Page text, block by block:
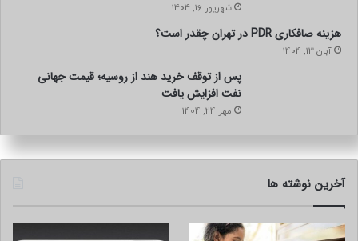
شهریور 16, 1404
هزینه صافکاری PDR در تهران چقدر است؟
آبان 13, 1404
پس از توقف خرید هند از روسیه؛ قیمت جهانی
نفت افزایش یافت
مهر 24, 1404
آخرین نوشته ها